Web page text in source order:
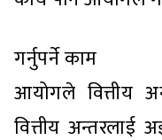
गर्नुपर्ने काम
आयोगले वित्तीय
वित्तीय अन्तरलाई